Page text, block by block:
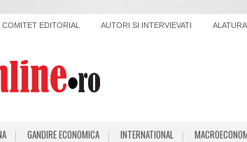
COMITET EDITORIAL AUTORI SI INTERVIEVATI
GANDIRE ECONOMICA INTERNATIONAL